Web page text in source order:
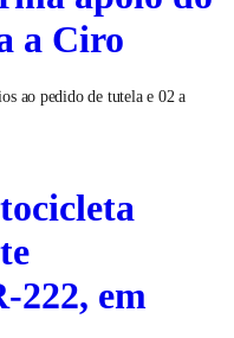
a Ciro
ao pedido de tutela e 02 a
222, em